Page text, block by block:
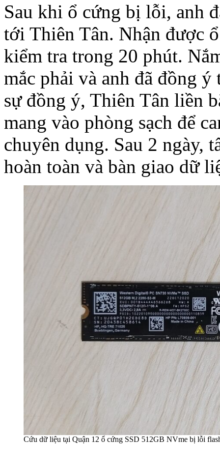
Sau khi ổ cứng bị lỗi, anh
tới Thiên Tân. Nhận được
kiểm tra trong 20 phút.
mắc phải và anh đã đồng
sự đồng ý, Thiên Tân liền
mang vào phòng sạch để
chuyên dụng. Sau 2 ngày,
hoàn toàn và bàn giao dữ
Cứu dữ liệu tại Quận 12 ổ cứng SSD 512GB NVme bị lỗi